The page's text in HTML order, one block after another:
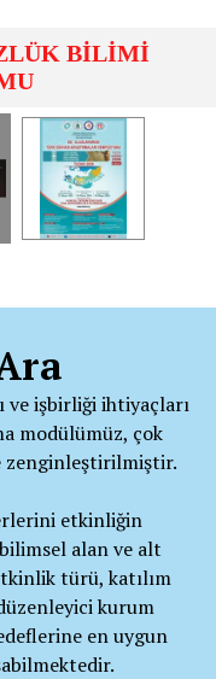
BİLİMİ
ve işbirliği ihtiyaçları
modülümüz, çok
zenginleştirilmiştir.
etkinliğin
alan ve alt
türü, katılım
kurum
en uygun